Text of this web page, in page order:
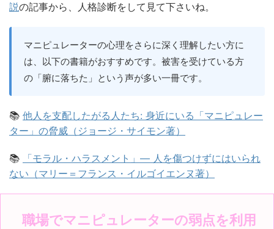
説の記事から、人格診断をして見て下さいね。
マニピュレーターの心理をさらに深く理解したい方に
は、以下の書籍がおすすめです。被害を受けている方
の「腑に落ちた」という声が多い一冊です。
📚 他人を支配したがる人たち: 身近にいる「マニピュレー
ター」の脅威（ジョージ・サイモン著）
📚
「モラル・ハラスメント」― 人を傷つけずにはいられ
ない（マリー＝フランス・イルゴイエンヌ著）
職場でマニピュレーターの弱点を利用